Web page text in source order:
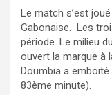
Le match s’est
Gabonaise. Les
période. Le milieu
ouvert la marque à
Doumbia a
83ème minute).